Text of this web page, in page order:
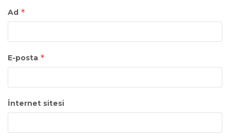
Ad *
E-posta *
İnternet sitesi